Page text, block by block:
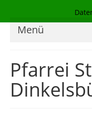
Menü
Kalender
Georgsbote
Pfarrei